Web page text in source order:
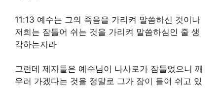
11:13 예수는 그의 죽음을 가리켜 말씀하신 것이나
저희는 잠들어 쉬는 것을 가리켜 말씀하심인 줄 생
각하는지라
그런데 제자들은 예수님이 나사로가 잠들었으니 깨
우러 가겠다는 것을 정말로 그가 잠이 들어 쉬고 있